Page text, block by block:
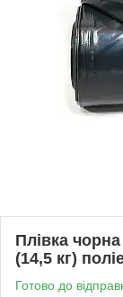
Плівка
(14,5 кг)
Готово до